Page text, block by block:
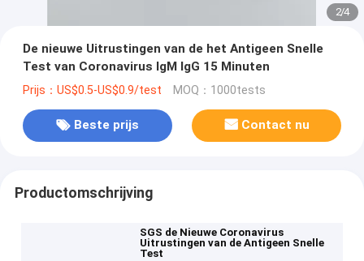
2/4
De nieuwe Uitrustingen van de het Antigeen Snelle
Test van Coronavirus IgM IgG 15 Minuten
Prijs：US$0.5-US$0.9/test MOQ：1000tests
Beste prijs Contact nu
Productomschrijving
SGS de Nieuwe Coronavirus
Uitrustingen van de Antigeen Snelle
Test